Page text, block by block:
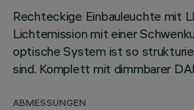
Rechteckige Einbauleuchte mit
Lichtemission mit einer
optische System ist so
sind. Komplett mit dimmbarer
ABMESSUNGEN